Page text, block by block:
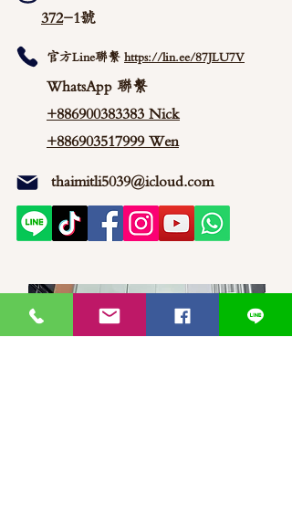
372-1號
官方Line聯繫 https://lin.ee/87JLU7V
WhatsApp 聯繫
+886900383383 Nick
+886903517999 Wen
thaimitli5039@icloud.com